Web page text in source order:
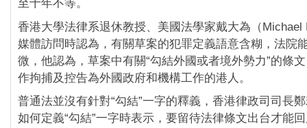
至十年不等。
香港大學法律系退休教授、美國法學家戴大為（Michael
媒體訪問時認為，有關草案的犯罪定義語意含糊，法院
微，他認為，草案中有關“勾結外國或者境外勢力”的條
作拘捕及控告為外國政府和機構工作的港人。
普通法並沒有針對“勾結”一字的釋義，香港律政司司長
如何定義“勾結”一字時表示，要留待法律條文出台才能